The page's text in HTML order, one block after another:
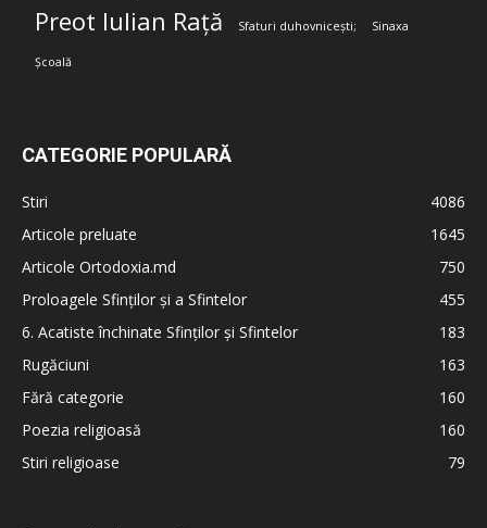
Preot Iulian Rață Sfaturi duhovnicești; Sinaxa
Școală
CATEGORIE POPULARĂ
Stiri
4086
Articole preluate
1645
Articole Ortodoxia.md
750
Proloagele Sfinților și a Sfintelor
455
6. Acatiste închinate Sfinților și Sfintelor
183
Rugăciuni
163
Fără categorie
160
Poezia religioasă
160
Stiri religioase
79